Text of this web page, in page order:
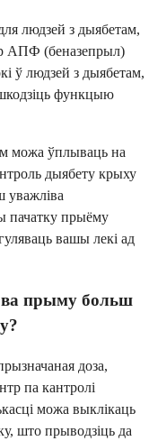
людзей з дыябетам,
АПФ (беназепрыл)
ў людзей з дыябетам,
функцыю
можа ўплываць на
дыябету крыху
уважліва
пачатку прыёму
вашы лекі ад
прыму больш
доза,
па кантролі
можа выклікаць
што прыводзіць да